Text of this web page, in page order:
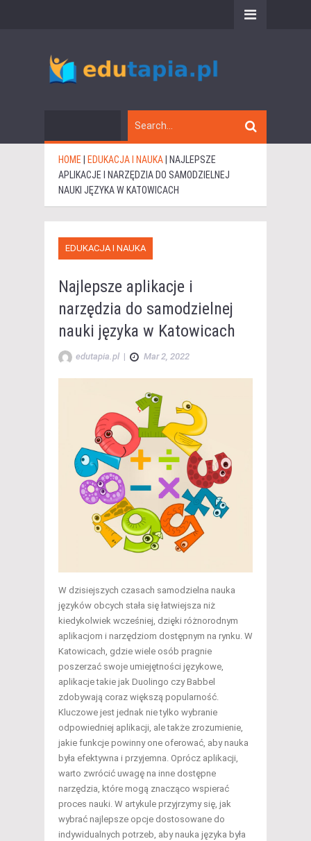
HOME EDUKACJA I NAUKA
NAJLEPSZE
APLIKACJE I NARZĘDZIA DO SAMODZIELNEJ
NAUKI JĘZYKA W KATOWICACH
EDUKACJA I NAUKA
Najlepsze aplikacje i
narzędzia do samodzielnej
nauki języka w Katowicach
edutapia.pl | Mar 2, 2022
W dzisiejszych czasach samodzielna nauka
języków obcych stała się łatwiejsza niż
kiedykolwiek wcześniej, dzięki różnorodnym
aplikacjom i narzędziom dostępnym na rynku. W
Katowicach, gdzie wiele osób pragnie
poszerzać swoje umiejętności językowe,
aplikacje takie jak Duolingo czy Babbel
zdobywają coraz większą popularność.
Kluczowe jest jednak nie tylko wybranie
odpowiedniej aplikacji, ale także zrozumienie,
jakie funkcje powinny one oferować, aby nauka
była efektywna i przyjemna. Oprócz aplikacji,
warto zwrócić uwagę na inne dostępne
narzędzia, które mogą znacząco wspierać
proces nauki. W artykule przyjrzymy się, jak
wybrać najlepsze opcje dostosowane do
indywidualnych potrzeb, aby nauka języka była